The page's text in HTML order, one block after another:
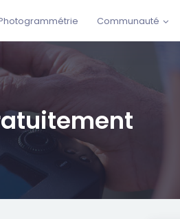
Communauté